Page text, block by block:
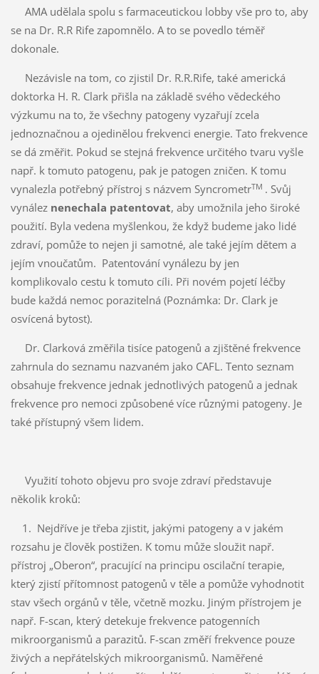
AMA udělala spolu s farmaceutickou lobby vše pro to, aby
se na Dr. R.R Rife zapomnělo. A to se povedlo téměř
dokonale.
Nezávisle na tom, co zjistil Dr. R.R.Rife, také americká
doktorka H. R. Clark přišla na základě svého vědeckého
výzkumu na to, že všechny patogeny vyzařují zcela
jednoznačnou a ojedinělou frekvenci energie. Tato frekvence
se dá změřit. Pokud se stejná frekvence určitého tvaru vyšle
např. k tomuto patogenu, pak je patogen zničen. K tomu
vynalezla potřebný přístroj s názvem SyncrometrTM . Svůj
vynález nenechala patentovat, aby umožnila jeho široké
použití. Byla vedena myšlenkou, že když budeme jako lidé
zdraví, pomůže to nejen ji samotné, ale také jejím dětem a
jejím vnoučatům. Patentování vynálezu by jen
komplikovalo cestu k tomuto cíli. Při novém pojetí léčby
bude každá nemoc porazitelná (Poznámka: Dr. Clark je
osvícená bytost).
Dr. Clarková změřila tisíce patogenů a zjištěné frekvence
zahrnula do seznamu nazvaném jako CAFL. Tento seznam
obsahuje frekvence jednak jednotlivých patogenů a jednak
frekvence pro nemoci způsobené více různými patogeny. Je
také přístupný všem lidem.
Využití tohoto objevu pro svoje zdraví představuje
několik kroků:
1. Nejdříve je třeba zjistit, jakými patogeny a v jakém
rozsahu je člověk postižen. K tomu může sloužit např.
přístroj „Oberon“, pracující na principu oscilační terapie,
který zjistí přítomnost patogenů v těle a pomůže vyhodnotit
stav všech orgánů v těle, včetně mozku. Jiným přístrojem je
např. F-scan, který detekuje frekvence patogenních
mikroorganismů a parazitů. F-scan změří frekvence pouze
živých a nepřátelských mikroorganismů. Naměřené